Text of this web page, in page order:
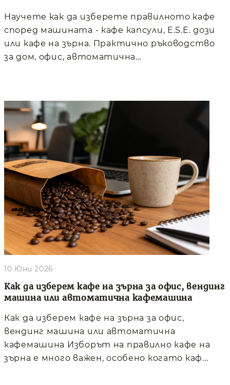
Научете как да изберете правилното кафе
според машината - кафе капсули, E.S.E. дози
или кафе на зърна. Практично ръководство
за дом, офис, автоматична...
Как да изберем кафе на зърна за офис, вендинг
машина или автоматична кафемашина
10 Юни 2026
Как да изберем кафе на зърна за офис,
вендинг машина или автоматична
кафемашина Изборът на правилно кафе на
зърна е много важен, особено когато каф...